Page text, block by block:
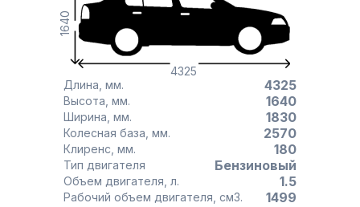
4325
1640
Длина, мм. 4325
Высота, мм. 1640
Ширина, мм. 1830
Колесная база, мм. 2570
Клиренс, мм. 180
Тип двигателя Бензиновый
Объем двигателя, л. 1.5
Рабочий объем двигателя, см3. 1499